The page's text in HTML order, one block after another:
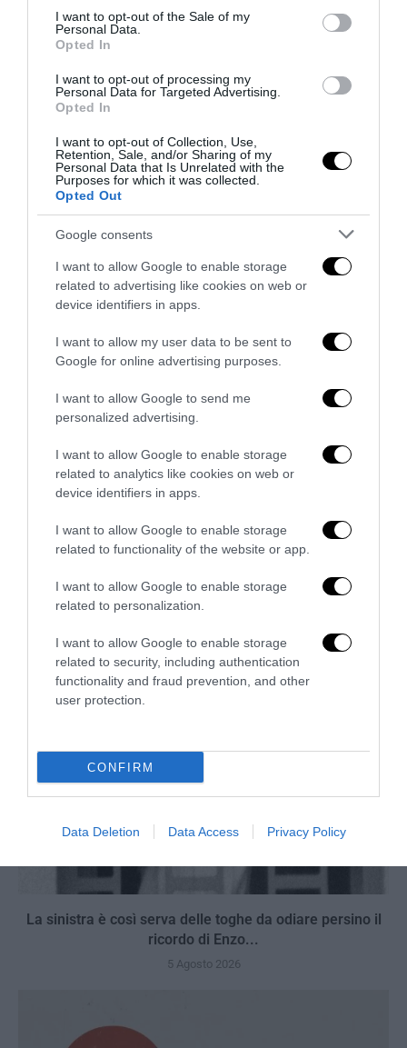
consent section.
I want to opt-out of the Sale of my
Personal Data.
Opted In
I want to opt-out of processing my
Personal Data for Targeted Advertising.
Opted In
I want to opt-out of Collection, Use,
Retention, Sale, and/or Sharing of my
Personal Data that Is Unrelated with the
Purposes for which it was collected.
Opted Out
Google consents
I want to allow Google to enable storage
related to advertising like cookies on web or
device identifiers in apps.
I want to allow my user data to be sent to
Google for online advertising purposes.
I want to allow Google to send me
personalized advertising.
I want to allow Google to enable storage
related to analytics like cookies on web or
device identifiers in apps.
I want to allow Google to enable storage
related to functionality of the website or app.
I want to allow Google to enable storage
related to personalization.
I want to allow Google to enable storage
related to security, including authentication
functionality and fraud prevention, and other
user protection.
CONFIRM
Data Deletion Data Access Privacy Policy
Remigrazione, il Copasir riconosce all’antifascismo il
6 Agosto 2026
La Camera boccia il patentino antifascista per parlare a
Montecitorio: palo clamoroso del Pd
La sinistra è così serva delle toghe da odiare persino il
ricordo di Enzo...
5 Agosto 2026